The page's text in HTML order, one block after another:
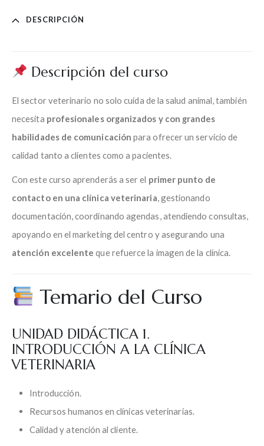
DESCRIPCIÓN
Descripción del curso
El sector veterinario no solo cuida de la salud animal, también
necesita profesionales organizados y con grandes
habilidades de comunicación para ofrecer un servicio de
calidad tanto a clientes como a pacientes.
Con este curso aprenderás a ser el primer punto de
contacto en una clínica veterinaria , gestionando
documentación, coordinando agendas, atendiendo consultas,
apoyando en el marketing del centro y asegurando una
atención excelente que refuerce la imagen de la clínica.
Temario del Curso
UNIDAD DIDÁCTICA 1.
INTRODUCCIÓN A LA CLÍNICA
VETERINARIA
Introducción.
Recursos humanos en clínicas veterinarias.
Calidad y atención al cliente.